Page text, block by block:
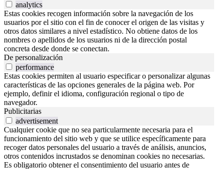
analytics
Estas cookies recogen información sobre la navegación de los
usuarios por el sitio con el fin de conocer el origen de las visitas y
otros datos similares a nivel estadístico. No obtiene datos de los
nombres o apellidos de los usuarios ni de la dirección postal
concreta desde donde se conectan.
De personalización
performance
Estas cookies permiten al usuario especificar o personalizar algunas
características de las opciones generales de la página web. Por
ejemplo, definir el idioma, configuración regional o tipo de
navegador.
Publicitarias
advertisement
Cualquier cookie que no sea particularmente necesaria para el
funcionamiento del sitio web y que se utilice específicamente para
recoger datos personales del usuario a través de análisis, anuncios,
otros contenidos incrustados se denominan cookies no necesarias.
Es obligatorio obtener el consentimiento del usuario antes de